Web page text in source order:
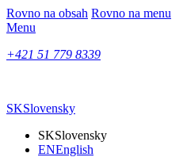
Rovno na obsah Rovno na menu
Menu
+421 51 779 8339
SKSlovensky
SKSlovensky
ENEnglish